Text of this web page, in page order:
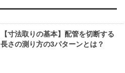
【寸法取りの基本】配管を切断する
長さの測り方の3パターンとは？